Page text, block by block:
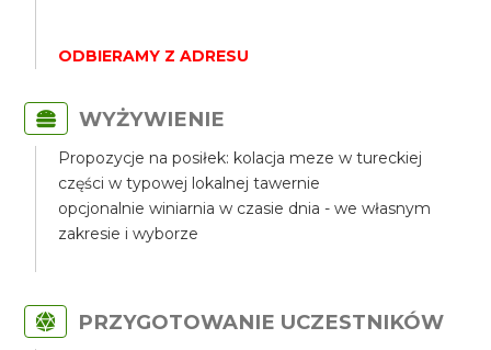
ODBIERAMY Z ADRESU
WYŻYWIENIE
Propozycje na posiłek: kolacja meze w tureckiej
części w typowej lokalnej tawernie
opcjonalnie winiarnia w czasie dnia - we własnym
zakresie i wyborze
PRZYGOTOWANIE UCZESTNIKÓW